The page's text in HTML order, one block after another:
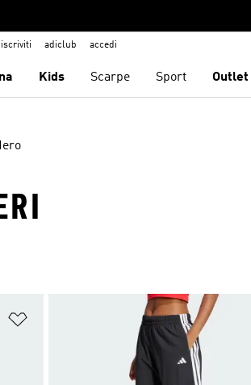
iscriviti adiclub accedi
Kids Scarpe Sport Outlet
Aggiungi alla lista dei desideri